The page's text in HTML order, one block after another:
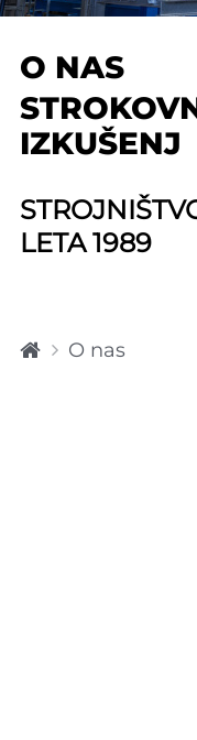
O NAS
IZKUŠENJ
LETA 1989
H
O nas